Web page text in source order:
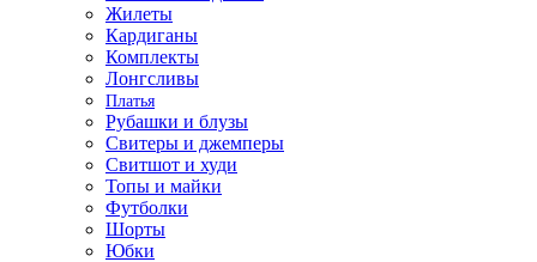
Жилеты
Кардиганы
Комплекты
Лонгсливы
Платья
Рубашки и блузы
Свитеры и джемперы
Свитшот и худи
Топы и майки
Футболки
Шорты
Юбки